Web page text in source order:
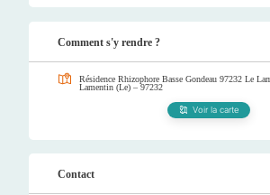
Comment s'y rendre ?
Résidence Rhizophore Basse Gondeau 97232 Le
Lamentin (Le) – 97232
Voir la carte
Contact